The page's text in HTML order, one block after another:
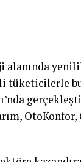
alanında
tüketicilerle